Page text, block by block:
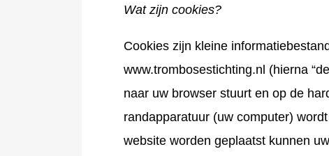
Wat zijn cookies?
Cookies zijn kleine
www.trombosestichting.nl (hierna
naar uw browser stuurt en op de
randapparatuur (uw computer)
website worden geplaatst kunnen